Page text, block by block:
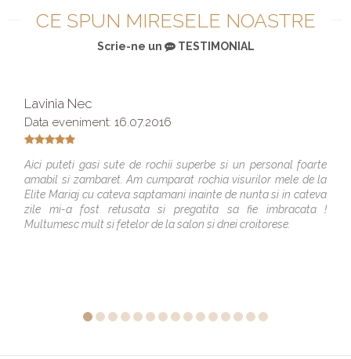
CE SPUN MIRESELE NOASTRE
Scrie-ne un TESTIMONIAL
Lavinia Nec
Data eveniment: 16.07.2016
Aici puteti gasi sute de rochii superbe si un personal foarte
amabil si zambaret. Am cumparat rochia visurilor mele de la
Elite Mariaj cu cateva saptamani inainte de nunta si in cateva
zile mi-a fost retusata si pregatita sa fie imbracata !
Multumesc mult si fetelor de la salon si dnei croitorese.